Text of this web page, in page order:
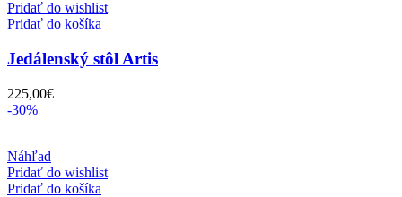
Pridať do wishlist
Pridať do košíka
Jedálenský stôl Artis
225,00€
-30%
Náhľad
Pridať do wishlist
Pridať do košíka